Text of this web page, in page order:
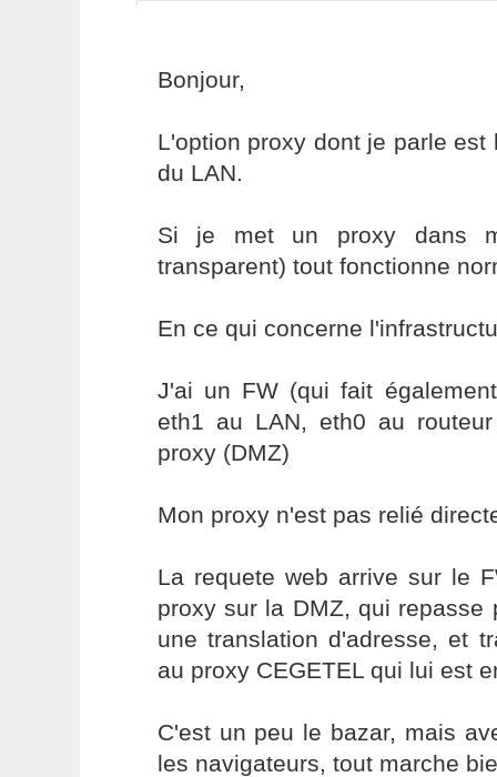
Bonjour,
L'option proxy dont je parle
du LAN.
Si je met un proxy dans
transparent) tout fonctionne
En ce qui concerne
J'ai un FW (qui fait
eth1 au LAN, eth0 au
proxy (DMZ)
Mon proxy n'est pas relié
La requete web arrive sur le
proxy sur la DMZ, qui repasse
une translation d'adresse, et
au proxy CEGETEL qui lui est
C'est un peu le bazar, mais
les navigateurs, tout marche